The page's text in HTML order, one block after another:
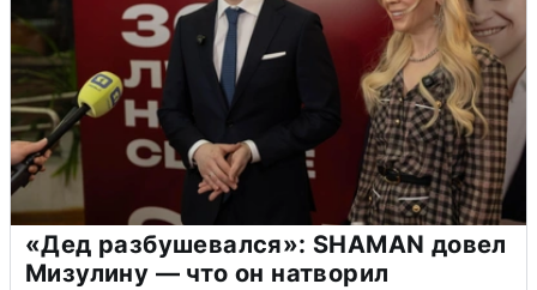
«Дед разбушевался»: SHAMAN довел
Мизулину — что он натворил